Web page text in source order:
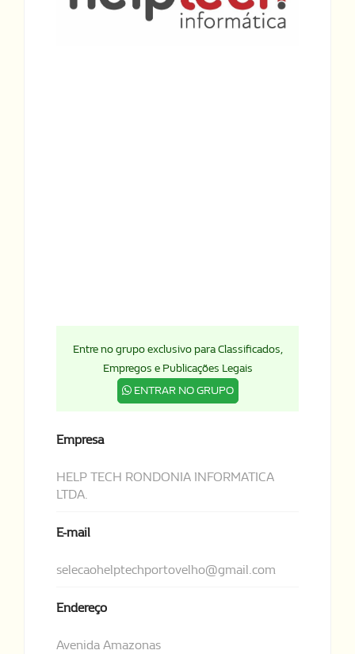
Entre no grupo exclusivo para Classificados,
Empregos e Publicações Legais
ENTRAR NO GRUPO
Empresa
HELP TECH RONDONIA INFORMATICA
LTDA.
E-mail
selecaohelptechportovelho@gmail.com
Endereço
Avenida Amazonas